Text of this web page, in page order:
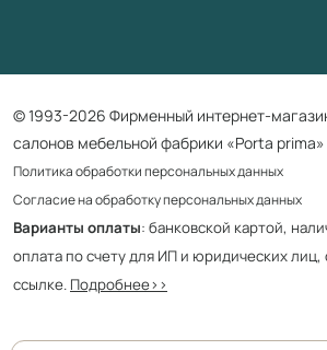
© 1993-2026 Фирменный интернет-
салонов мебельной фабрики «Porta prima»
Политика обработки персональных данных
Согласие на обработку персональных данных
Варианты оплаты: банковской картой,
оплата по счету для ИП и юридических лиц,
ссылке. Подробнее>>